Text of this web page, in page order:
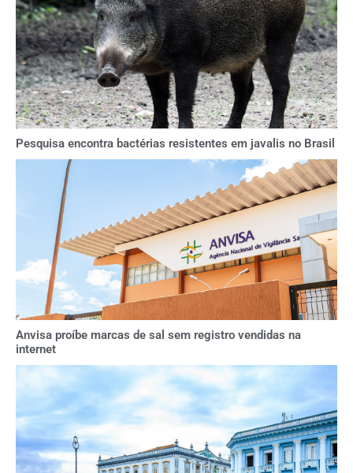
Pesquisa encontra bactérias resistentes em javalis no Brasil
Anvisa proíbe marcas de sal sem registro vendidas na
internet